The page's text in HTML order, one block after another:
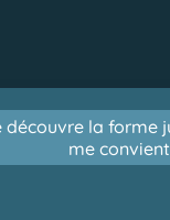
découvre la forme
me